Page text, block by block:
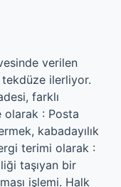
verilen
ilerliyor.
farklı
: Posta
kabadayılık
terimi olarak :
taşıyan bir
işlemi. Halk